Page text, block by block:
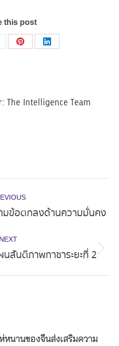
this post
Share
Share
The Intelligence Team
Previous
ข้อตกลงด้านความมั่นคง
NEXT
Next
นสันติภาพกาซาระยะที่ 2
นานของจีนส่งเสริมความ